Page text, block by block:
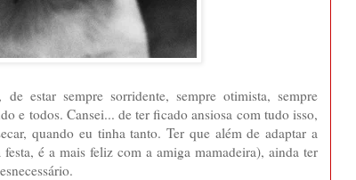
estar sempre sorridente, sempre otimista, sempre
e todos. Cansei... de ter ficado ansiosa com tudo isso,
quando eu tinha tanto. Ter que além de adaptar a
é a mais feliz com a amiga mamadeira), ainda ter